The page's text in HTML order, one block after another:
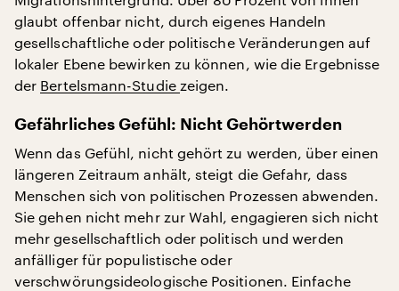
glaubt offenbar nicht, durch eigenes Handeln
gesellschaftliche oder politische Veränderungen auf
lokaler Ebene bewirken zu können, wie die Ergebnisse
der Bertelsmann-Studie zeigen.
Gefährliches Gefühl: Nicht Gehörtwerden
Wenn das Gefühl, nicht gehört zu werden, über einen
längeren Zeitraum anhält, steigt die Gefahr, dass
Menschen sich von politischen Prozessen abwenden.
Sie gehen nicht mehr zur Wahl, engagieren sich nicht
mehr gesellschaftlich oder politisch und werden
anfälliger für populistische oder
verschwörungsideologische Positionen. Einfache